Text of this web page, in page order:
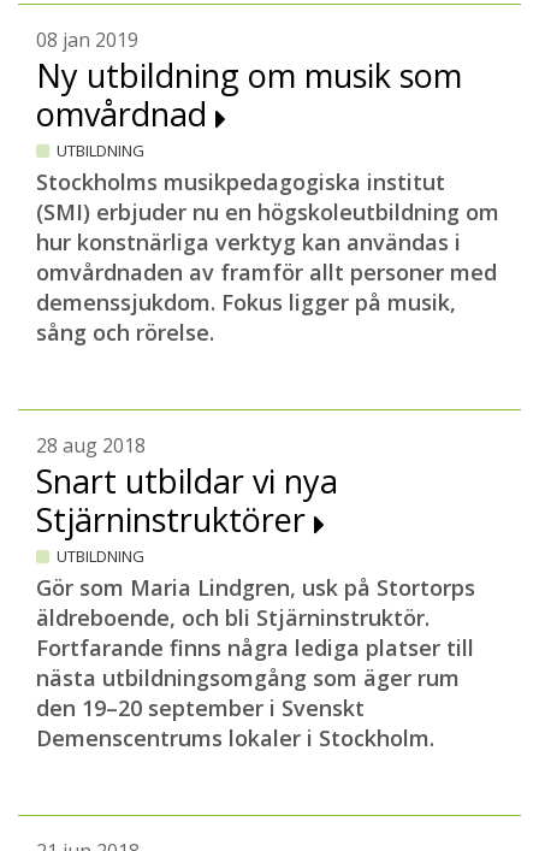
08 jan 2019
Ny utbildning om musik som
omvårdnad
UTBILDNING
Stockholms musikpedagogiska institut
(SMI) erbjuder nu en högskoleutbildning om
hur konstnärliga verktyg kan användas i
omvårdnaden av framför allt personer med
demenssjukdom. Fokus ligger på musik,
sång och rörelse.
28 aug 2018
Snart utbildar vi nya
Stjärninstruktörer
UTBILDNING
Gör som Maria Lindgren, usk på Stortorps
äldreboende, och bli Stjärninstruktör.
Fortfarande finns några lediga platser till
nästa utbildningsomgång som äger rum
den 19–20 september i Svenskt
Demenscentrums lokaler i Stockholm.